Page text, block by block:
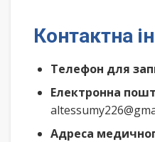
Контактна
Телефон для
Електронна
Адреса